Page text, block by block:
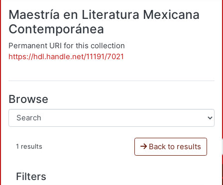
Maestría en Literatura Mexicana
Contemporánea
Permanent URI for this collection
https://hdl.handle.net/11191/7021
Browse
1 results Back to results
Filters